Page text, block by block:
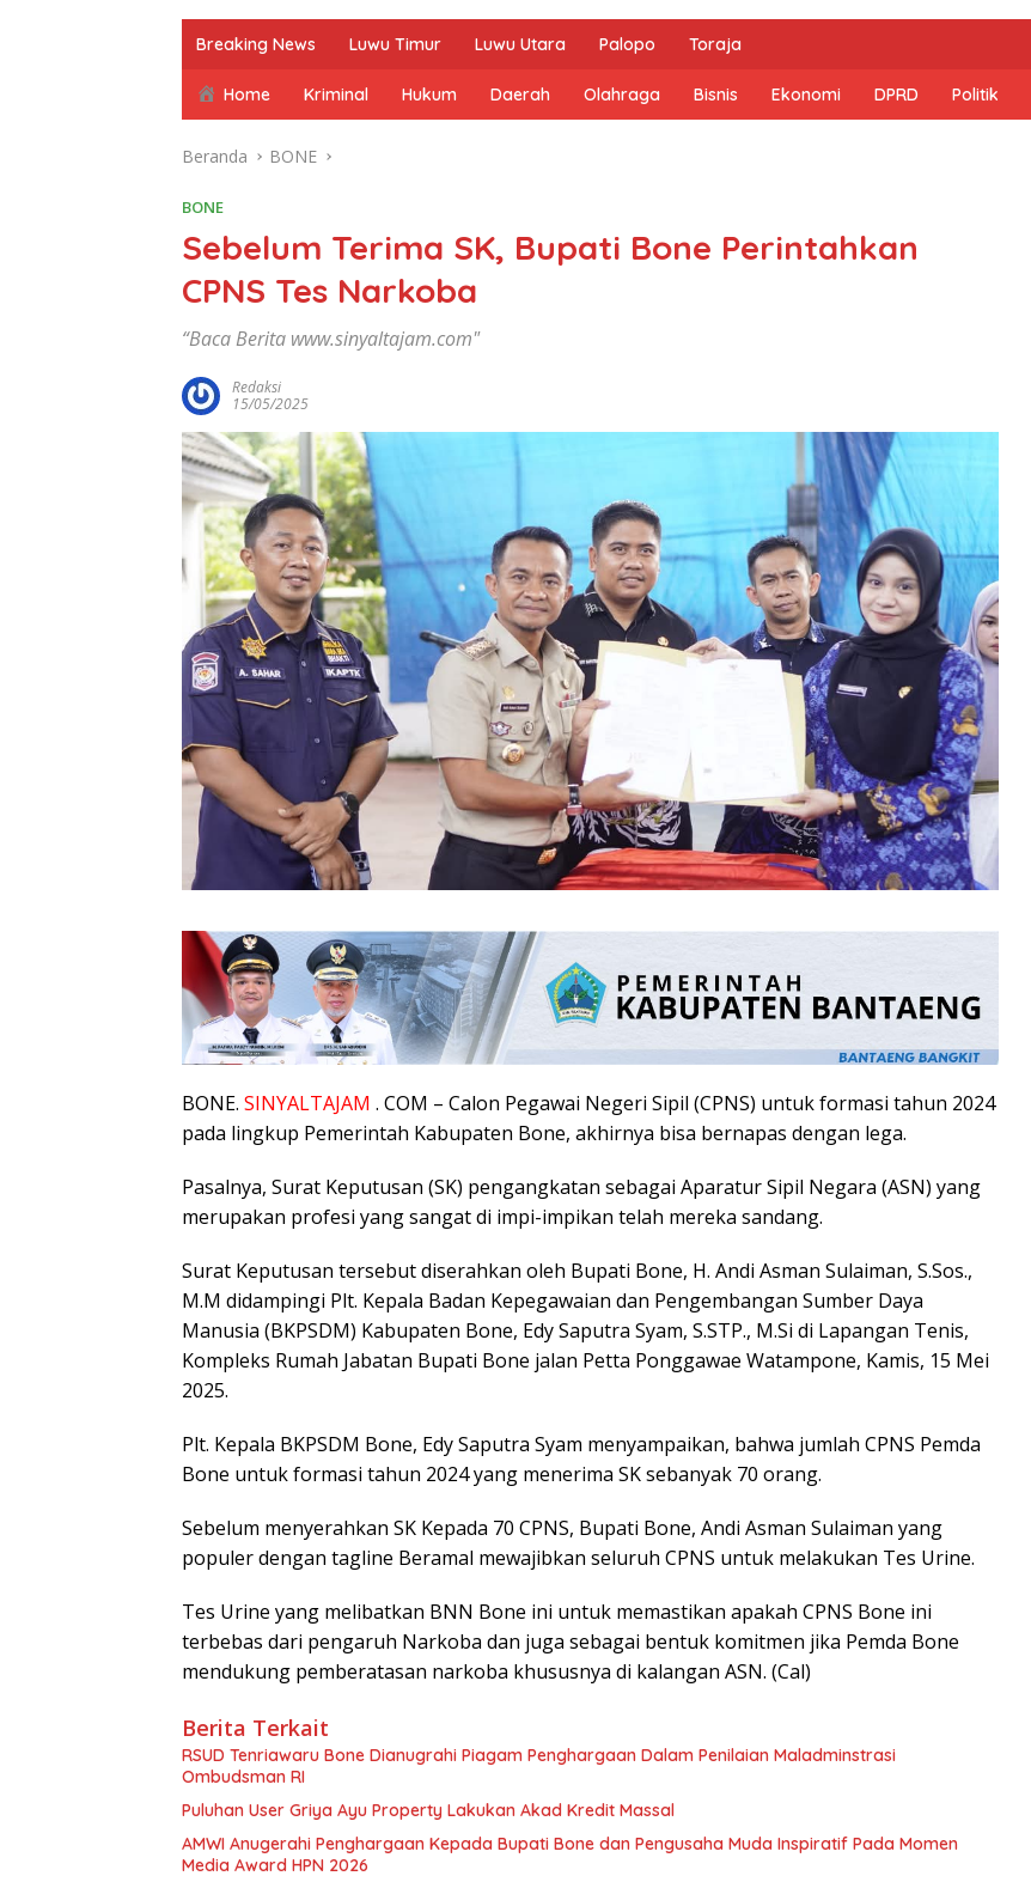
Breaking News Luwu Timur Luwu Utara Palopo Toraja
Home Kriminal Hukum Daerah Olahraga Bisnis Ekonomi DPRD Politik
Beranda BONE
BONE
Sebelum Terima SK, Bupati Bone Perintahkan
CPNS Tes Narkoba
“Baca Berita www.sinyaltajam.com"
Redaksi
15/05/2025
BONE. SINYALTAJAM . COM – Calon Pegawai Negeri Sipil (CPNS) untuk formasi tahun 2024
pada lingkup Pemerintah Kabupaten Bone, akhirnya bisa bernapas dengan lega.
Pasalnya, Surat Keputusan (SK) pengangkatan sebagai Aparatur Sipil Negara (ASN) yang
merupakan profesi yang sangat di impi-impikan telah mereka sandang.
Surat Keputusan tersebut diserahkan oleh Bupati Bone, H. Andi Asman Sulaiman, S.Sos.,
M.M didampingi Plt. Kepala Badan Kepegawaian dan Pengembangan Sumber Daya
Manusia (BKPSDM) Kabupaten Bone, Edy Saputra Syam, S.STP., M.Si di Lapangan Tenis,
Kompleks Rumah Jabatan Bupati Bone jalan Petta Ponggawae Watampone, Kamis, 15 Mei
2025.
Plt. Kepala BKPSDM Bone, Edy Saputra Syam menyampaikan, bahwa jumlah CPNS Pemda
Bone untuk formasi tahun 2024 yang menerima SK sebanyak 70 orang.
Sebelum menyerahkan SK Kepada 70 CPNS, Bupati Bone, Andi Asman Sulaiman yang
populer dengan tagline Beramal mewajibkan seluruh CPNS untuk melakukan Tes Urine.
Tes Urine yang melibatkan BNN Bone ini untuk memastikan apakah CPNS Bone ini
terbebas dari pengaruh Narkoba dan juga sebagai bentuk komitmen jika Pemda Bone
mendukung pemberatasan narkoba khususnya di kalangan ASN. (Cal)
Berita Terkait
RSUD Tenriawaru Bone Dianugrahi Piagam Penghargaan Dalam Penilaian Maladminstrasi
Ombudsman RI
Puluhan User Griya Ayu Property Lakukan Akad Kredit Massal
AMWI Anugerahi Penghargaan Kepada Bupati Bone dan Pengusaha Muda Inspiratif Pada Momen
Media Award HPN 2026